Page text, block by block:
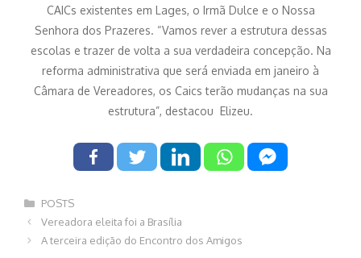
CAICs existentes em Lages, o Irmã Dulce e o Nossa
Senhora dos Prazeres. “Vamos rever a estrutura dessas
escolas e trazer de volta a sua verdadeira concepção. Na
reforma administrativa que será enviada em janeiro à
Câmara de Vereadores, os Caics terão mudanças na sua
estrutura”, destacou Elizeu.
Categorias
POSTS
Navegação
Vereadora eleita foi a Brasília
A terceira edição do Encontro dos Amigos